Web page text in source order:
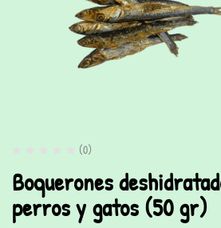
(0)
Boquerones
perros y gatos (50 gr)